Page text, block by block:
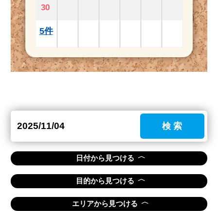
30
5件
検 索
日付から見つける 〈
目的から見つける 〈
エリアから見つける 〈